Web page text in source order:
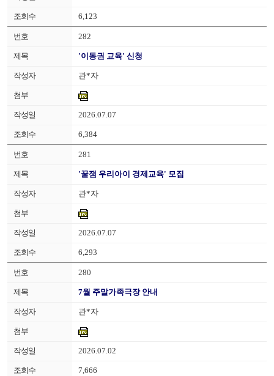
6,123
282
'이동권 교육' 신청
관*자
2026.07.07
6,384
281
'꿀잼 우리아이 경제교육' 모집
관*자
2026.07.07
6,293
280
7월 주말가족극장 안내
관*자
2026.07.02
7,666